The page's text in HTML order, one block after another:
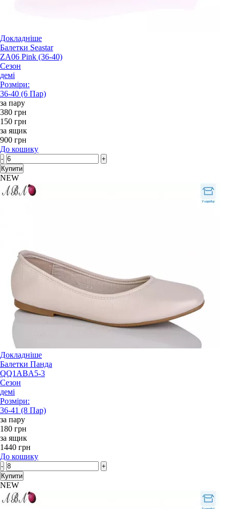
Докладніше
Балетки Seastar
ZA06 Pink (36-40)
Сезон
демі
Розміри:
36-40 (6 Пар)
за пару
380 грн
150 грн
за ящик
900 грн
До кошику
-
+
Купити
NEW
Докладніше
Балетки Панда
QQ1ABA5-3
Сезон
демі
Розміри:
36-41 (8 Пар)
за пару
180 грн
за ящик
1440 грн
До кошику
-
+
Купити
NEW